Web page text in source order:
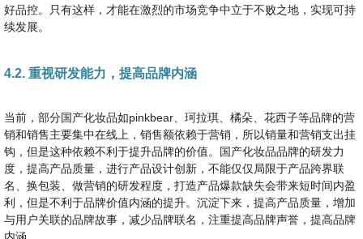
好品控。只有这样，才能在激烈的市场竞争中立于不败之地，实现可持
续发展。
4.2. 重视研发能力，提高品牌内涵
当前，部分国产化妆品如pinkbear、珂拉琪、橘朵、花西子等品牌的营
销和销售主要集中在线上，销售额依赖于营销，所以销量和营销支出挂
钩，但是这种依赖不利于提升品牌的价值。国产化妆品品牌的研发力
度，提高产品质量，进行产品设计创新，不能仅仅局限于产品跨界联
名、换包装、做营销的研发程度，打造产品爆款缺失会带来短时间内盈
利，但是不利于品牌价值内涵的提升。沉淀下来，提高产品质量，增加
与用户关联的品牌故事，减少品牌联名，注重提高品牌声誉，提高品牌